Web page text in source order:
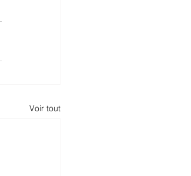
Voir tout